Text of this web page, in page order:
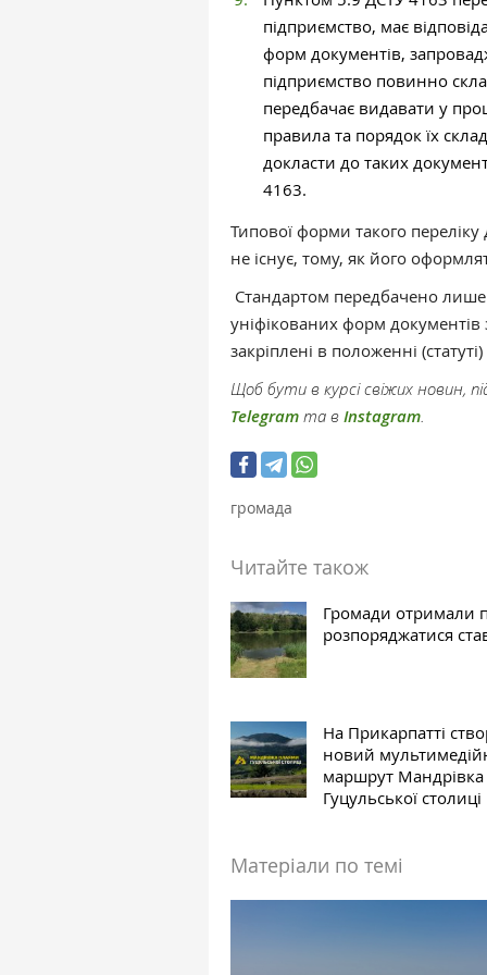
підприємство, має
форм документів,
підприємство повинно
передбачає видавати у
правила та порядок їх
докласти до таких
4163.
Типової форми такого
не існує, тому, як його
Стандартом передбачено
уніфікованих форм
закріплені в положенні
Щоб бути в курсі свіжих новин,
Telegram та в Instagram.
громада
Читайте також
Громади отримали
розпоряджатися
На Прикарпатті
новий
маршрут
Гуцульської столиці
Матеріали по темі